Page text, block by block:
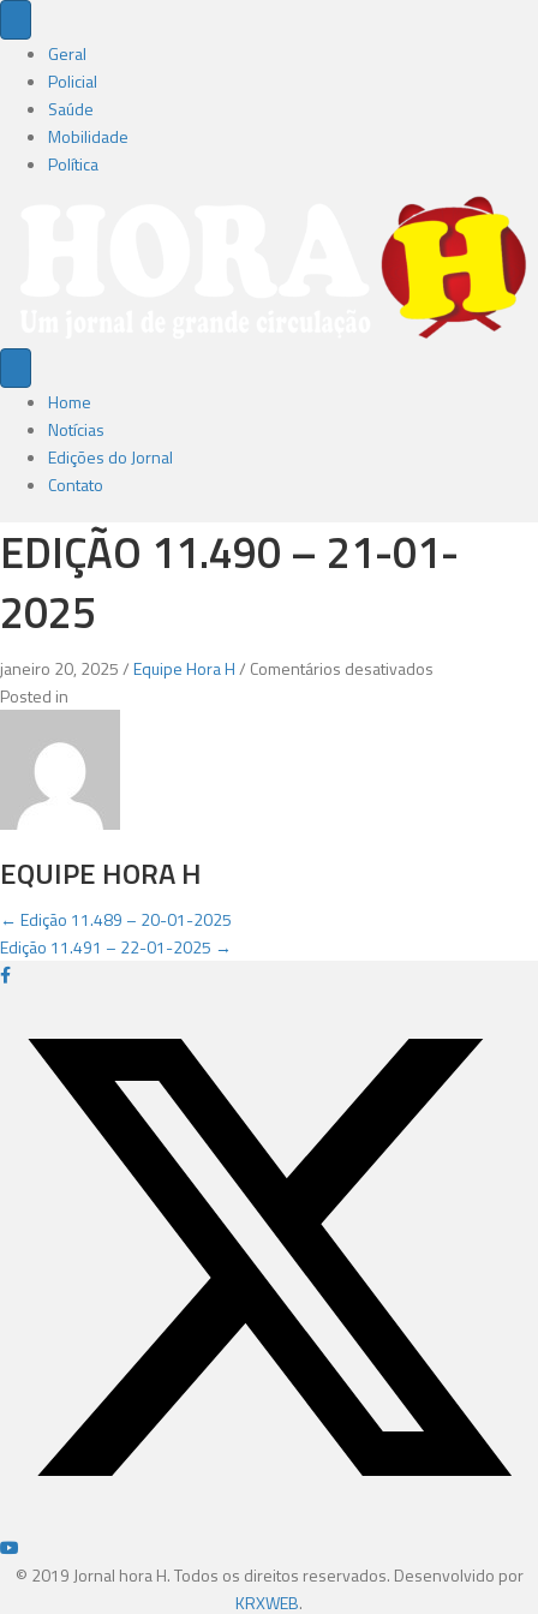
Geral
Policial
Saúde
Mobilidade
Política
Home
Notícias
Edições do Jornal
Contato
EDIÇÃO 11.490 – 21-01-
2025
janeiro 20, 2025/Equipe Hora H/ Comentários desativados
Posted in
EQUIPE HORA H
POSTS
NAVIGATION
← Edição 11.489 – 20-01-2025
Edição 11.491 – 22-01-2025 →
© 2019 Jornal hora H. Todos os direitos reservados. Desenvolvido por
KRXWEB.